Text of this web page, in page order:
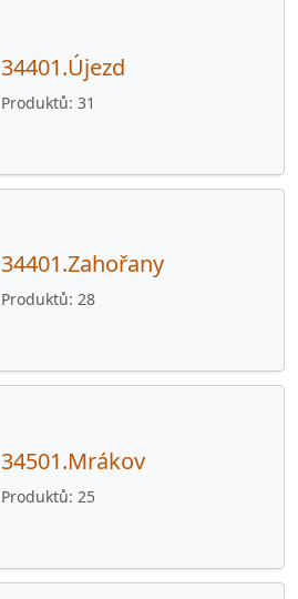
34401.Újezd
Produktů 31
34401.Zahořany
Produktů 28
34501.Mrákov
Produktů 25